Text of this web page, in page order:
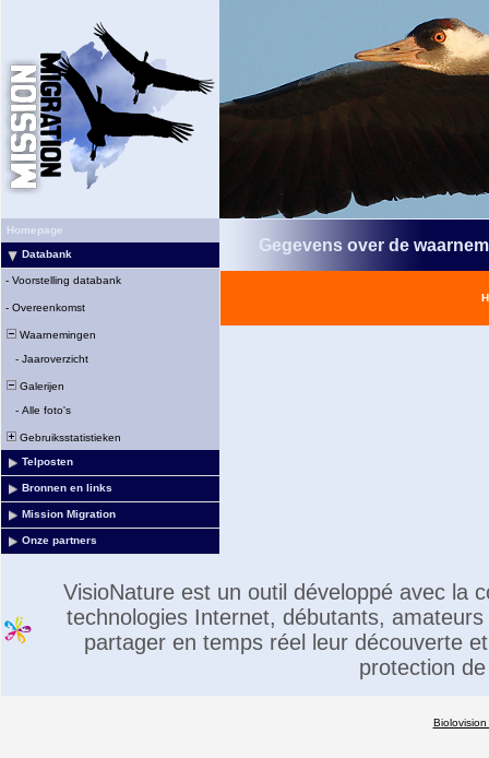
Homepage
Databank
- Voorstelling databank
- Overeenkomst
Waarnemingen
- Jaaroverzicht
Galerijen
- Alle foto's
Gebruiksstatistieken
Telposten
Bronnen en links
Mission Migration
Onze partners
Gegevens over de
VisioNature est un outil développé avec la
technologies Internet, débutants,
partager en temps réel leur découverte
protection
Biolovision